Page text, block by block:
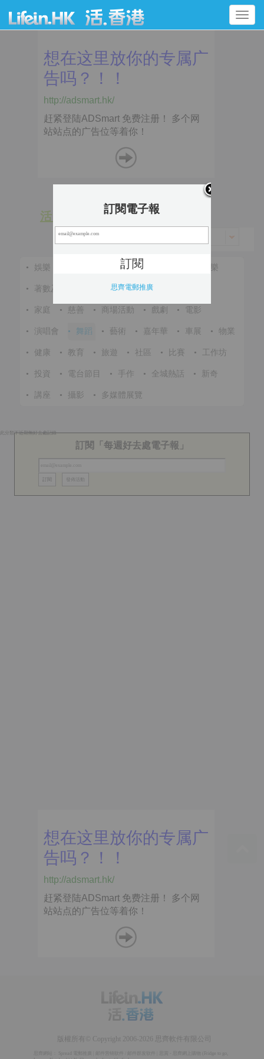
Toggle
navigation
活 動
• 娛樂 • 節慶 音樂
• 著數及優惠 • 體育 •
• 家庭 • 慈善 • 商場活動 • 戲劇 • 電影
• 演唱會 • 舞蹈 • 藝術 • 嘉年華 • 車展 • 物業
• 健康 • 教育 • 旅遊 • 社區 • 比賽 • 工作坊
• 投資 • 電台節目 • 手作 • 全城熱話 • 新奇
• 講座 • 攝影 • 多媒體展覽
此分類下近期無好去處記錄
訂閱「每週好去處電子報」
訂閱電子報
思齊電郵推廣
版權所有© Copyright 2006-2026 思齊軟件有限公司
Spread 電郵推廣